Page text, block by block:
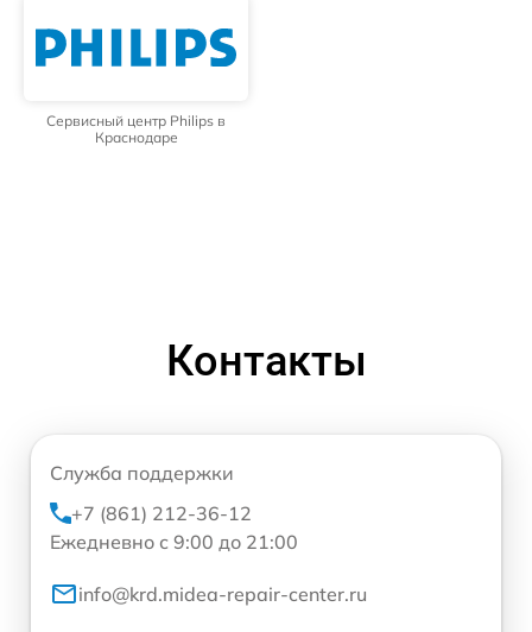
Сервисный центр Philips в
Краснодаре
Контакты
Служба поддержки
+7 (861) 212-36-12
Ежедневно с 9:00 до 21:00
info@krd.midea-repair-center.ru